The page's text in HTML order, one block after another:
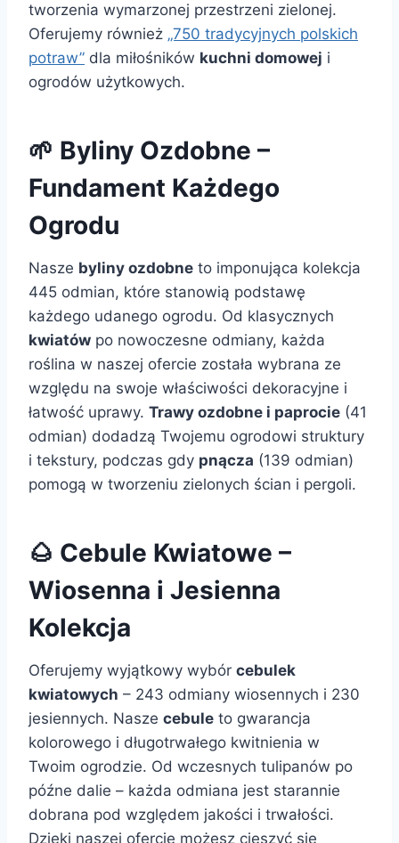
tworzenia wymarzonej przestrzeni zielonej.
Oferujemy również „750 tradycyjnych polskich
potraw” dla miłośników kuchni domowej i
ogrodów użytkowych.
🌱 Byliny Ozdobne –
Fundament Każdego
Ogrodu
Nasze byliny ozdobne to imponująca kolekcja
445 odmian, które stanowią podstawę
każdego udanego ogrodu. Od klasycznych
kwiatów po nowoczesne odmiany, każda
roślina w naszej ofercie została wybrana ze
względu na swoje właściwości dekoracyjne i
łatwość uprawy. Trawy ozdobne i paprocie (41
odmian) dodadzą Twojemu ogrodowi struktury
i tekstury, podczas gdy pnącza (139 odmian)
pomogą w tworzeniu zielonych ścian i pergoli.
🌰 Cebule Kwiatowe –
Wiosenna i Jesienna
Kolekcja
Oferujemy wyjątkowy wybór cebulek
kwiatowych – 243 odmiany wiosennych i 230
jesiennych. Nasze cebule to gwarancja
kolorowego i długotrwałego kwitnienia w
Twoim ogrodzie. Od wczesnych tulipanów po
późne dalie – każda odmiana jest starannie
dobrana pod względem jakości i trwałości.
Dzięki naszej ofercie możesz cieszyć się